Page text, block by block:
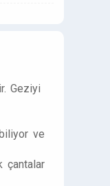
Geziyi
ve
çantalar